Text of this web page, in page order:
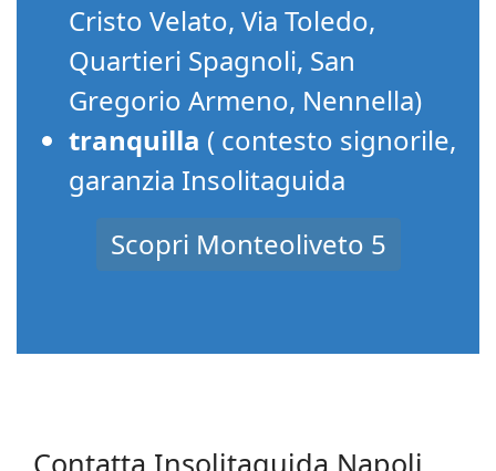
Cristo Velato, Via Toledo,
Quartieri Spagnoli, San
Gregorio Armeno, Nennella)
tranquilla ( contesto signorile,
garanzia Insolitaguida
Scopri Monteoliveto 5
Contatta Insolitaguida Napoli